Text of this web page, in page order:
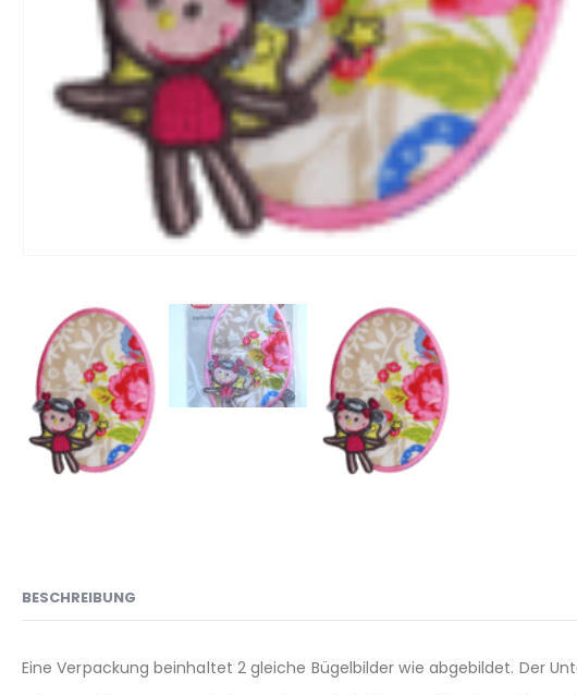
BESCHREIBUNG
Eine Verpackung beinhaltet 2 gleiche Bügelbilder wie abgebildet. Der